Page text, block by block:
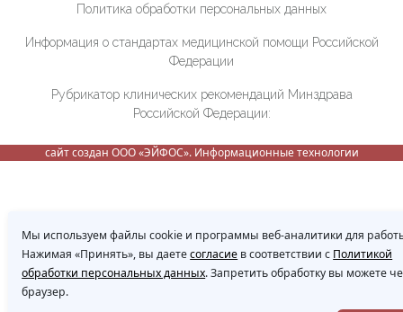
Политика обработки персональных данных
Информация о стандартах медицинской помощи Российской
Федерации
Рубрикатор клинических рекомендаций Минздрава
Российской Федерации:
сайт создан ООО «ЭЙФОС». Информационные технологии
Мы используем файлы cookie и программы веб-аналитики для
Нажимая «Принять», вы даетесогласие в соответствии с Политикой
обработки персональных данных. Запретить обработку вы можете
браузер.